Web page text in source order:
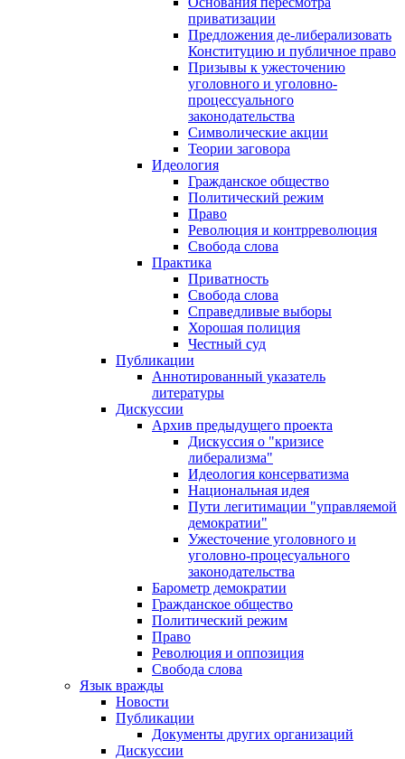
приватизации
Предложения де-либерализовать
Конституцию и публичное право
Призывы к ужесточению
уголовного и уголовно-
процессуального
законодательства
Символические акции
Теории заговора
Идеология
Гражданское общество
Политический режим
Право
Революция и контрреволюция
Свобода слова
Практика
Приватность
Свобода слова
Справедливые выборы
Хорошая полиция
Честный суд
Публикации
Аннотированный указатель
литературы
Дискуссии
Архив предыдущего проекта
Дискуссия о "кризисе
либерализма"
Идеология консерватизма
Национальная идея
Пути легитимации "управляемой
демократии"
Ужесточение уголовного и
уголовно-процесуального
законодательства
Барометр демократии
Гражданское общество
Политический режим
Право
Революция и оппозиция
Свобода слова
Язык вражды
Новости
Публикации
Документы других организаций
Дискуссии